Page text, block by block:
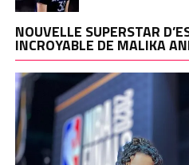
NOUVELLE SUPERSTAR
INCROYABLE DE MALIKA